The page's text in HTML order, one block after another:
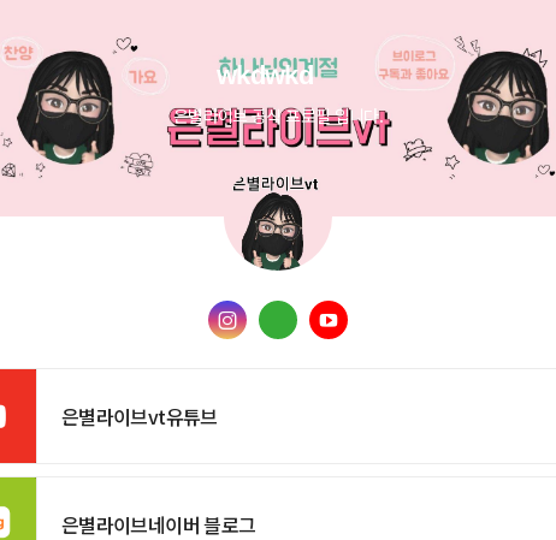
wkdwkd
은별라이브 공식 프로필 입니다.
은별라이브vt유튜브
은별라이브네이버 블로그